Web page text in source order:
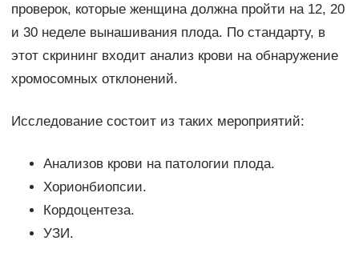
проверок, которые женщина должна пройти на 12, 20
и 30 неделе вынашивания плода. По стандарту, в
этот скрининг входит анализ крови на обнаружение
хромосомных отклонений.
Исследование состоит из таких мероприятий:
Анализов крови на патологии плода.
Хорионбиопсии.
Кордоцентеза.
УЗИ.